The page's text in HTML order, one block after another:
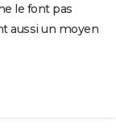
le font pas
aussi un moyen